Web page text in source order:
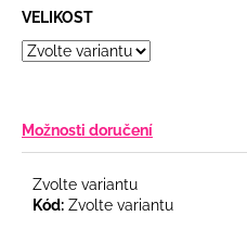
VELIKOST
Možnosti doručení
Zvolte variantu
Kód: Zvolte variantu